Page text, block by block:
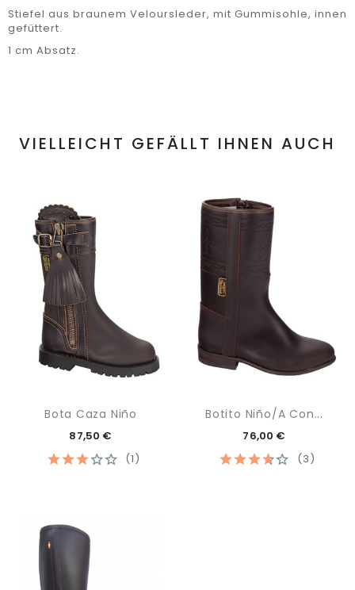
Stiefel aus braunem Veloursleder, mit Gummisohle, innen
gefüttert.
1 cm Absatz.
VIELLEICHT GEFÄLLT IHNEN AUCH
(1)
Bota Caza Niño
87,50 €
(3)
Botito Niño/a Con...
76,00 €